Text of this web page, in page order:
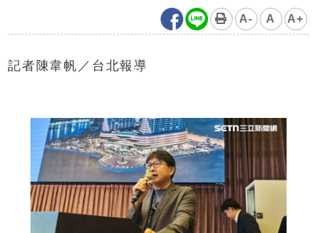
A- A A+
記者陳韋帆／台北報導